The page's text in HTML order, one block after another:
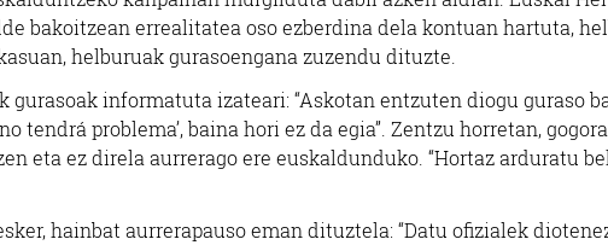
bakoitzean errealitatea oso ezberdina dela kontuan hartuta,
helburuak gurasoengana zuzendu dituzte.
informatuta izateari: “Askotan entzuten diogu guraso
tendrá problema’, baina hori ez da egia”. Zentzu horretan,
eta ez direla aurrerago ere euskaldunduko. “Hortaz arduratu
hainbat aurrerapauso eman dituztela: “Datu ofizialek